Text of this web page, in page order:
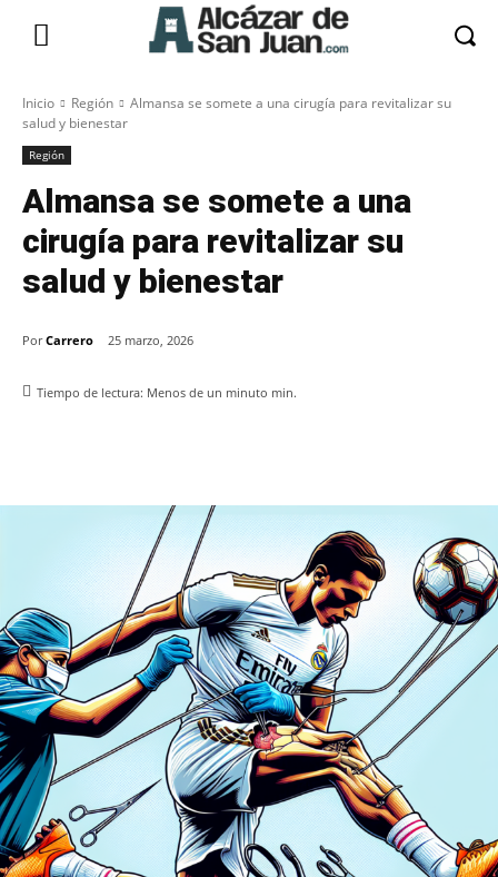
Inicio Región
Almansa se somete a una cirugía para revitalizar su
salud y bienestar
Región
Almansa se somete a una
cirugía para revitalizar su
salud y bienestar
Por Carrero 25 marzo, 2026
Tiempo de lectura: Menos de un minuto min.